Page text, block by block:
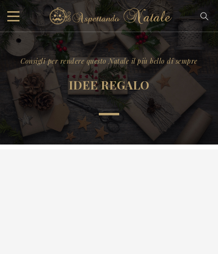
Consigli per rendere questo Natale il più bello di sempre
IDEE REGALO